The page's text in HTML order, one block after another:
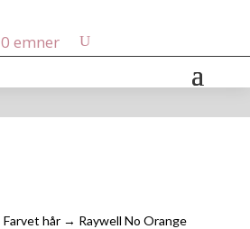
0 emner
Farvet hår→ Raywell No Orange